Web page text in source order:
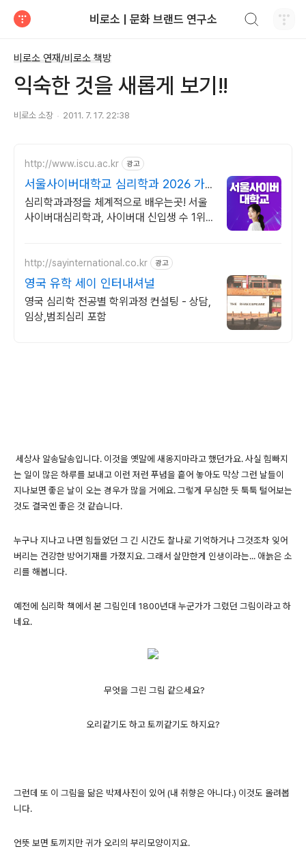
비로소 | 문화 브랜드 연구소
비로소 연재/비로소 책방
익숙한 것을 새롭게 보기!!
비로소 소장 2011. 7. 17. 22:38
http://www.iscu.ac.kr 광고
서울사이버대학교 심리학과 2026 가
을학기 신편입생
심리학과과정을 체계적으로 배우는곳! 서울
사이버대심리학과, 사이버대 신입생 수 1위
http://sayinternational.co.kr 광고
영국 유학 세이 인터내셔널
영국 심리학 전공별 학위과정 컨설팅 - 상담,
임상,범죄심리 포함
세상사 알송달송입니다. 이것을 옛말에 새옹지마라고 했던가요. 사실 힘빠지
는 일이 많은 하루를 보내고 이런 저런 푸념을 흩어 놓아도 막상 그런 날들이
지나보면 좋은 날이 오는 경우가 많을 거에요. 그렇게 무심한 듯 툭툭 털어보는
것도 결국엔 좋은 것 같습니다.
누구나 지나고 나면 힘들었던 그 긴 시간도 찰나로 기억하거나 그것조차 잊어
버리는 건강한 방어기재를 가졌지요. 그래서 살만한게 인생이라는... 애늙은 소
리를 해봅니다.
예전에 심리학 책에서 본 그림인데 1800년대 누군가가 그렸던 그림이라고 하
네요.
무엇을 그린 그림 같으세요?
오리같기도 하고 토끼같기도 하지요?
그런데 또 이 그림을 닮은 박제사진이 있어 (내 취향은 아니다.) 이것도 올려봅
니다.
언뜻 보면 토끼지만 귀가 오리의 부리모양이지요.